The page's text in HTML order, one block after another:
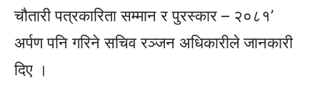
चौतारी पत्रकारिता सम्मान र पुरस्कार – २०८१’
अर्पण पनि गरिने सचिव रञ्जन अधिकारीले जानकारी
दिए ।